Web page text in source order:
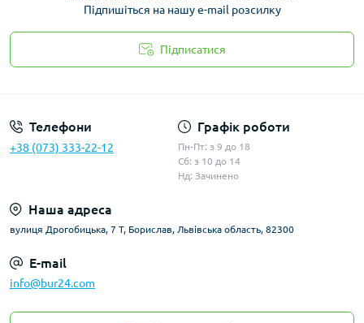
Підпишіться на нашу e-mail розсилку
Підписатися
Телефони
+38 (073) 333-22-12
Графік роботи
Пн-Пт: з 9 до 18
Сб: з 10 до 14
Нд: Зачинено
Наша адреса
вулиця Дрогобицька, 7 Т, Борислав, Львівська область, 82300
E-mail
info@bur24.com